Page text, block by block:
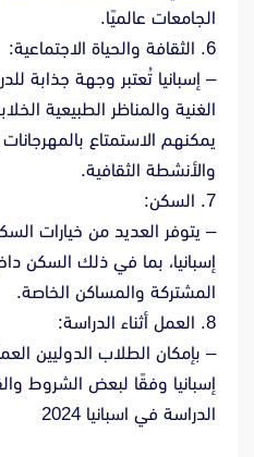
الجامعات عالميًا.
6. الثقافة والحياة الاجتماعية:
– إسبانيا تُعتبر وجهة جذابة
الغنية والمناظر الطبيعية
يمكنهم الاستمتاع
والأنشطة الثقافية.
7. السكن:
– يتوفر العديد من خيارات
إسبانيا، بما في ذلك السكن
المشتركة والمساكن الخاصة.
8. العمل أثناء الدراسة:
– بإمكان الطلاب الدوليين
إسبانيا وفقًا لبعض الشروط
الدراسة في اسبانيا 2024